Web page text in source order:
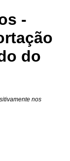
-
do
nos